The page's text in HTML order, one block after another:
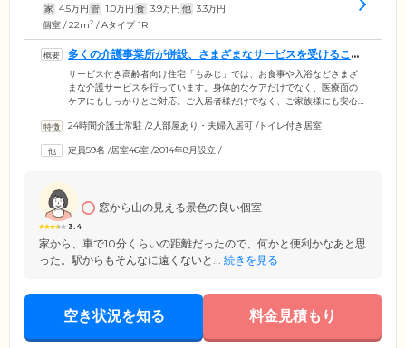
家 4.5万円 管 1.0万円 食 3.9万円 他 3.3万円
個室 / 22m2 / Aタイプ 1R
多くの介護事業所が併設、さまざまなサービスを受けること
ができます
サービス付き高齢者向け住宅「もみじ」では、お食事や入浴などさまざ
まな介護サービスを行っています。身体的なケアだけでなく、医療面の
ケアにもしっかりとご対応。ご入居者様だけでなく、ご家族様にも安心
駐しているヘルパーステーションのほか、ケアプランセンター、デイサ
要とするサービスを迅速かつ的確にご提供することができます。それぞ
24時間介護士常駐 /2人部屋あり・夫婦入居可 /トイレ付き居室
定員59名 /居室46室 /2014年8月設立 /
3.4
窓から山の見える景色の良い個室
家から、車で10分くらいの距離だったので、何かと便利かなあと思
った。駅からもそんなに遠くないと... 続きを見る
空き状況を知る 料金見積もり